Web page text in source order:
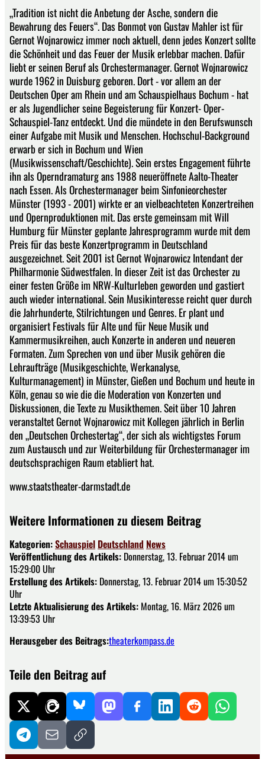
„Tradition ist nicht die Anbetung der Asche, sondern die
Bewahrung des Feuers“. Das Bonmot von Gustav Mahler ist für
Gernot Wojnarowicz immer noch aktuell, denn jedes Konzert sollte
die Schönheit und das Feuer der Musik erlebbar machen. Dafür
liebt er seinen Beruf als Orchestermanager. Gernot Wojnarowicz
wurde 1962 in Duisburg geboren. Dort - vor allem an der
Deutschen Oper am Rhein und am Schauspielhaus Bochum - hat
er als Jugendlicher seine Begeisterung für Konzert- Oper-
Schauspiel-Tanz entdeckt. Und die mündete in den Berufswunsch
einer Aufgabe mit Musik und Menschen. Hochschul-Background
erwarb er sich in Bochum und Wien
(Musikwissenschaft/Geschichte). Sein erstes Engagement führte
ihn als Operndramaturg ans 1988 neueröffnete Aalto-Theater
nach Essen. Als Orchestermanager beim Sinfonieorchester
Münster (1993 - 2001) wirkte er an vielbeachteten Konzertreihen
und Opernproduktionen mit. Das erste gemeinsam mit Will
Humburg für Münster geplante Jahresprogramm wurde mit dem
Preis für das beste Konzertprogramm in Deutschland
ausgezeichnet. Seit 2001 ist Gernot Wojnarowicz Intendant der
Philharmonie Südwestfalen. In dieser Zeit ist das Orchester zu
einer festen Größe im NRW-Kulturleben geworden und gastiert
auch wieder international. Sein Musikinteresse reicht quer durch
die Jahrhunderte, Stilrichtungen und Genres. Er plant und
organisiert Festivals für Alte und für Neue Musik und
Kammermusikreihen, auch Konzerte in anderen und neueren
Formaten. Zum Sprechen von und über Musik gehören die
Lehraufträge (Musikgeschichte, Werkanalyse,
Kulturmanagement) in Münster, Gießen und Bochum und heute in
Köln, genau so wie die die Moderation von Konzerten und
Diskussionen, die Texte zu Musikthemen. Seit über 10 Jahren
veranstaltet Gernot Wojnarowicz mit Kollegen jährlich in Berlin
den „Deutschen Orchestertag“, der sich als wichtigstes Forum
zum Austausch und zur Weiterbildung für Orchestermanager im
deutschsprachigen Raum etabliert hat.
www.staatstheater-darmstadt.de
Weitere Informationen zu diesem Beitrag
Kategorien:Schauspiel Deutschland News
Veröffentlichung des Artikels: Donnerstag, 13. Februar 2014 um
15:29:00 Uhr
Erstellung des Artikels: Donnerstag, 13. Februar 2014 um 15:30:52
Uhr
Letzte Aktualisierung des Artikels: Montag, 16. März 2026 um
13:39:53 Uhr
Herausgeber des Beitrags:theaterkompass.de
Teile den Beitrag auf